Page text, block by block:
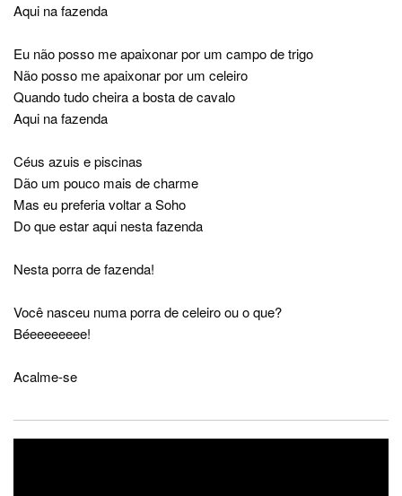
Aqui na fazenda
Eu não posso me apaixonar por um campo de trigo
Não posso me apaixonar por um celeiro
Quando tudo cheira a bosta de cavalo
Aqui na fazenda
Céus azuis e piscinas
Dão um pouco mais de charme
Mas eu preferia voltar a Soho
Do que estar aqui nesta fazenda
Nesta porra de fazenda!
Você nasceu numa porra de celeiro ou o que?
Béeeeeeeee!
Acalme-se